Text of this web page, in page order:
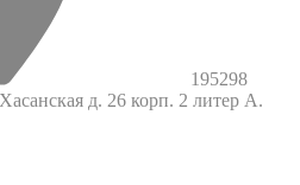
195298
д. 26 корп. 2 литер А.